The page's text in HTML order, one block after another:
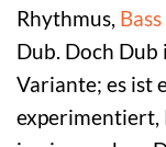
Rhythmus, Bass
Dub. Doch Dub
Variante; es ist
experimentiert,